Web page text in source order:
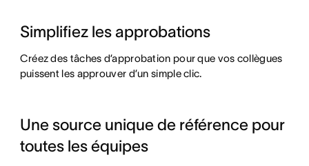
Simplifiez les approbations
Créez des tâches d’approbation pour que vos collègues
puissent les approuver d’un simple clic.
Une source unique de référence pour
toutes les équipes